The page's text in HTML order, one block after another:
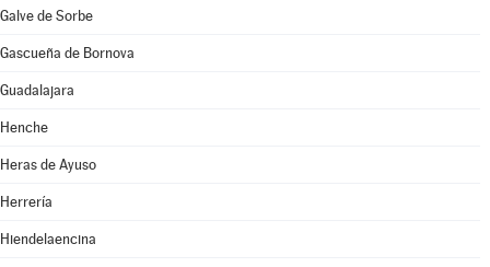
Galve de Sorbe
Gascueña de Bornova
Guadalajara
Henche
Heras de Ayuso
Herrería
Hiendelaencina